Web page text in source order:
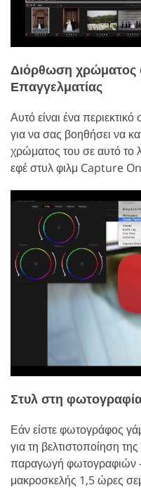
Διόρθωση
Επαγγελματίας
Αυτό είναι ένα
για να σας βοηθήσει να
χρώματος του σε αυτό το
εφέ στυλ φιλμ Capture
Στυλ στη
Εάν είστε φωτογράφος
για τη βελτιστοποίηση
παραγωγή φωτογραφιών -
μακροσκελής 1,5 ώρες